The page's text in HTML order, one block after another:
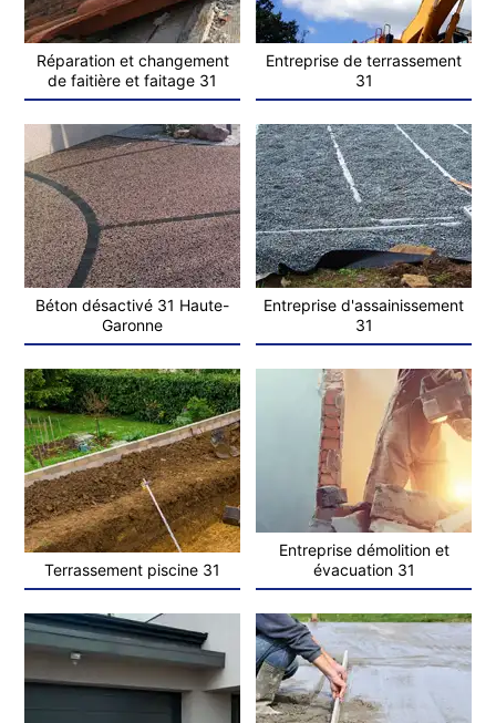
Réparation et changement
de faitière et faitage 31
Entreprise de terrassement
31
Béton désactivé 31 Haute-
Garonne
Entreprise d'assainissement
31
Terrassement piscine 31
Entreprise démolition et
évacuation 31